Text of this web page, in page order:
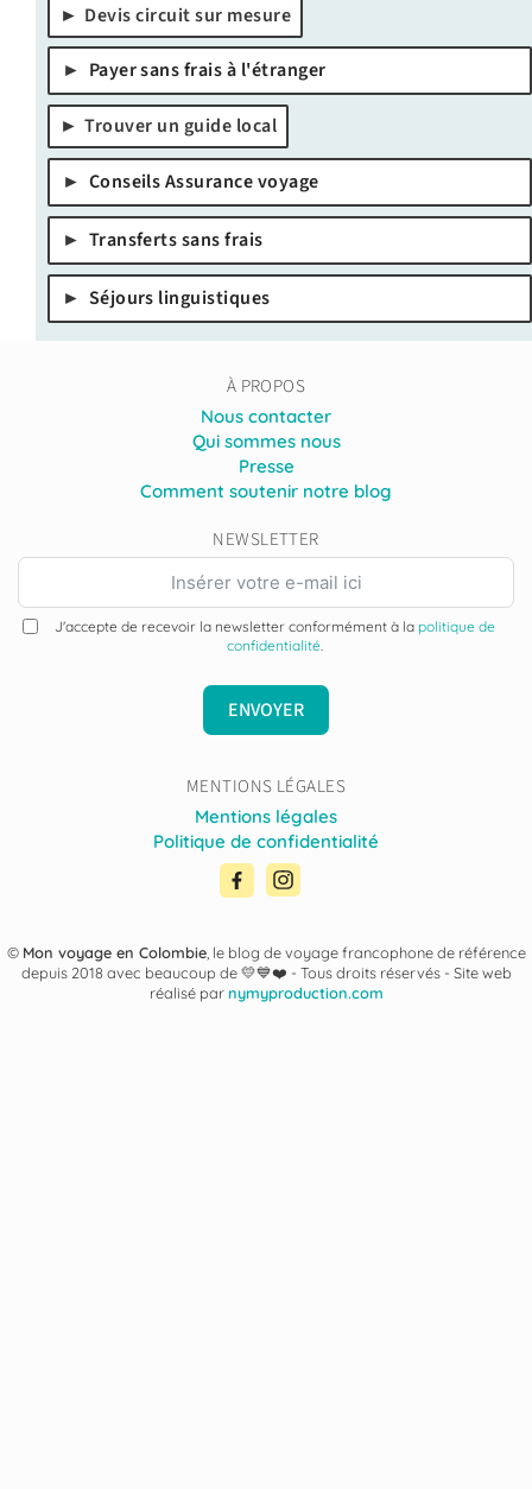
Devis circuit sur mesure
Payer sans frais à l'étranger
Trouver un guide local
Conseils Assurance voyage
Transferts sans frais
Séjours linguistiques
À PROPOS
Nous contacter
Qui sommes nous
Presse
Comment soutenir notre blog
NEWSLETTER
J'accepte de recevoir la newsletter conformément à la politique de
confidentialité.
ENVOYER
MENTIONS LÉGALES
Mentions légales
Politique de confidentialité
© Mon voyage en Colombie, le blog de voyage francophone de référence
depuis 2018 avec beaucoup de 💛💙❤️ - Tous droits réservés - Site web
réalisé parnymyproduction.com